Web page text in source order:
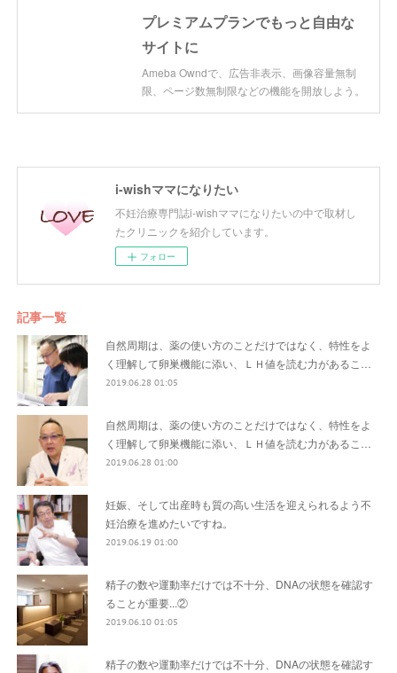
プレミアムプランでもっと自由な
サイトに
Ameba Owndで、広告非表示、画像容量無制
限、ページ数無制限などの機能を開放しよう。
i-wishママになりたい
不妊治療専門誌i-wishママになりたいの中で取材し
たクリニックを紹介しています。
フォロー
記事一覧
自然周期は、薬の使い方のことだけではなく、特性をよ
く理解して卵巣機能に添い、ＬＨ値を読む力があるこ…
2019.06.28 01:05
自然周期は、薬の使い方のことだけではなく、特性をよ
く理解して卵巣機能に添い、ＬＨ値を読む力があるこ…
2019.06.28 01:00
妊娠、そして出産時も質の高い生活を迎えられるよう不
妊治療を進めたいですね。
2019.06.19 01:00
精子の数や運動率だけでは不十分、DNAの状態を確認す
ることが重要...②
2019.06.10 01:05
精子の数や運動率だけでは不十分、DNAの状態を確認す